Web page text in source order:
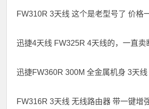
FW310R 3天线 这个是老型号了 价格
迅捷4天线 FW325R 4天线的，一直卖
迅捷FW360R 300M 全金属机身 3天线
FW316R 3天线 无线路由器 带一键增